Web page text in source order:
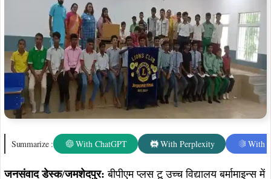
Summarize : With ChatGPT With Perplexity With
जनसंवाद डेस्क/जमशेदपुर: बीपीएम प्लस टू उच्च विद्यालय बर्मामाइन्स में